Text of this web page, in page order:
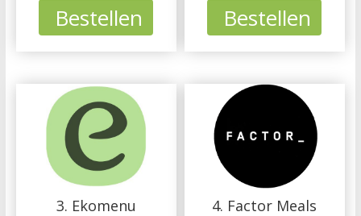
Bestellen Bestellen
3. Ekomenu 4. Factor Meals